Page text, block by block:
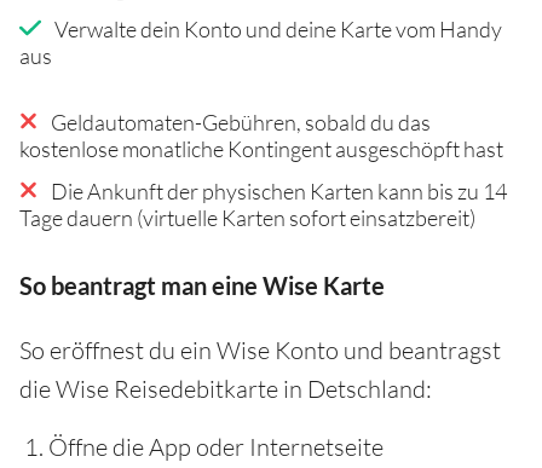
Verwalte dein Konto und deine Karte vom Handy
aus
Geldautomaten-Gebühren, sobald du das
kostenlose monatliche Kontingent ausgeschöpft hast
Die Ankunft der physischen Karten kann bis zu 14
Tage dauern (virtuelle Karten sofort einsatzbereit)
So beantragt man eine Wise Karte
So eröffnest du ein Wise Konto und beantragst
die Wise Reisedebitkarte in Detschland:
Öffne die App oder Internetseite